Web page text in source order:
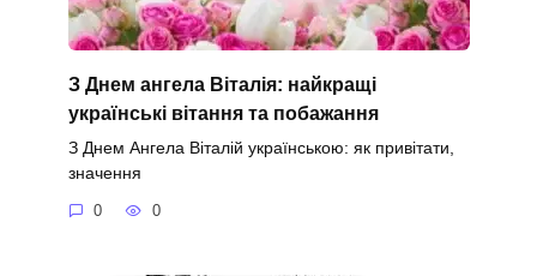
З Днем ангела Віталія: найкращі
українські вітання та побажання
З Днем Ангела Віталій українською: як привітати,
значення
0 0